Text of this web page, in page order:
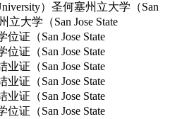
）圣何塞州立大学（San
立大学（San Jose State
证（San Jose State
证（San Jose State
证（San Jose State
证（San Jose State
证（San Jose State
证（San Jose State